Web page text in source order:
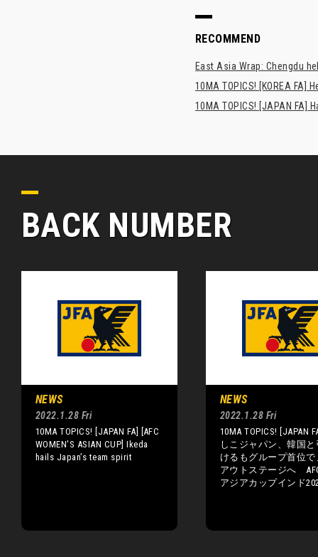
RECOMMEND
East Asia Wrap: Chengdu
10MA TOPICS! [KOREA FA]
10MA TOPICS! [JAPAN
BACK NUMBER
NEWS
2022.1.28 Fri
10MA TOPICS! [JAPAN FA] [AFC
WOMEN'S ASIAN CUP] Ikeda
hails Japan’s team spirit
NEWS
2022.1.28 Fri
10MA TOPICS! [JAPAN
しこジャパン、韓国
けるもグループ首位
アウトステージへ
アジアカップインド